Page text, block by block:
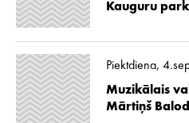
Kauguru
Piektdiena,
Muzikālais
Mārtiņš